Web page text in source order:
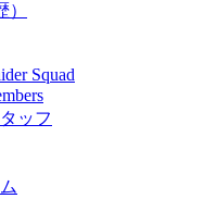
Squad
ッフ